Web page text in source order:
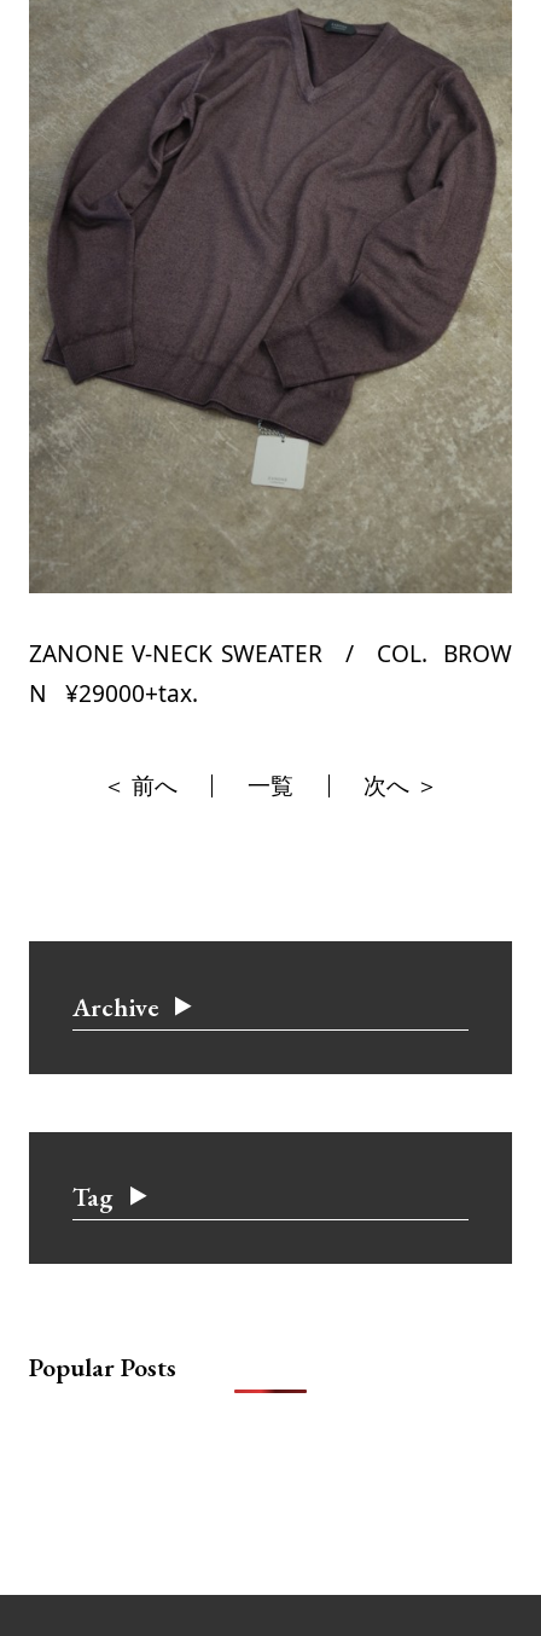
ZANONE V-NECK SWEATER / COL. BROW
N ¥29000+tax.
＜ 前へ 一覧 次へ ＞
Archive
Tag
Popular Posts